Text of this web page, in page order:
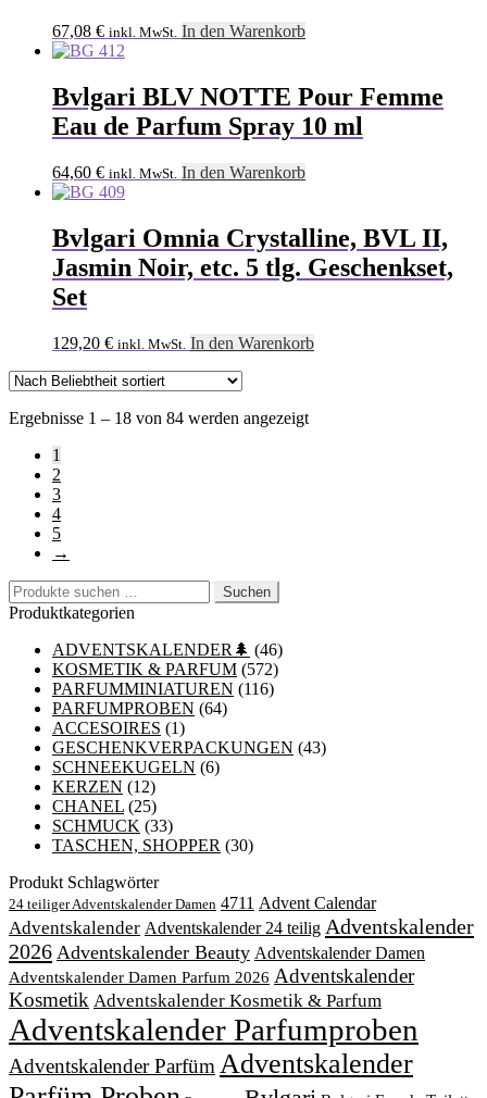
67,08 € inkl. MwSt. In den Warenkorb
Bvlgari BLV NOTTE Pour Femme
Eau de Parfum Spray 10 ml
64,60 € inkl. MwSt. In den Warenkorb
Bvlgari Omnia Crystalline, BVL II,
Jasmin Noir, etc. 5 tlg. Geschenkset,
Set
129,20 € inkl. MwSt. In den Warenkorb
Ergebnisse 1 – 18 von 84 werden angezeigtNach
1
2
3
4
5
→
Suchen
nach:
Suchen
Produktkategorien
ADVENTSKALENDER🌲 (46)
KOSMETIK & PARFUM (572)
PARFUMMINIATUREN (116)
PARFUMPROBEN (64)
ACCESOIRES (1)
GESCHENKVERPACKUNGEN (43)
SCHNEEKUGELN (6)
KERZEN (12)
CHANEL (25)
SCHMUCK (33)
TASCHEN, SHOPPER (30)
Produkt Schlagwörter
24 teiliger Adventskalender Damen 4711 Advent Calendar
Adventskalender Adventskalender 24 teilig Adventskalender
2026 Adventskalender Beauty Adventskalender Damen
Adventskalender Damen Parfum 2026 Adventskalender
Kosmetik Adventskalender Kosmetik & Parfum
Adventskalender Parfumproben
Adventskalender Parfüm Adventskalender